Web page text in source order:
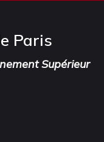
Paris
Supérieur